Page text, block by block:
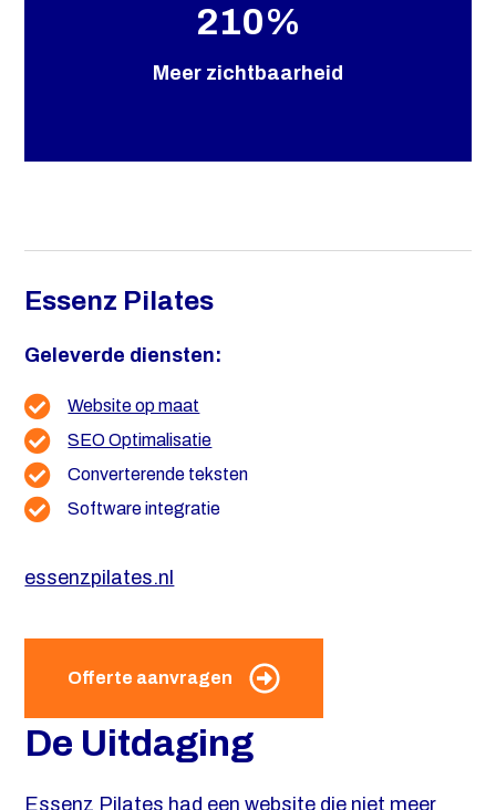
210%
Meer zichtbaarheid
De Uitdaging
Essenz Pilates had een website die niet meer
Essenz Pilates
Geleverde diensten:
Website op maat
SEO Optimalisatie
Converterende teksten
Software integratie
essenzpilates.nl
Offerte aanvragen